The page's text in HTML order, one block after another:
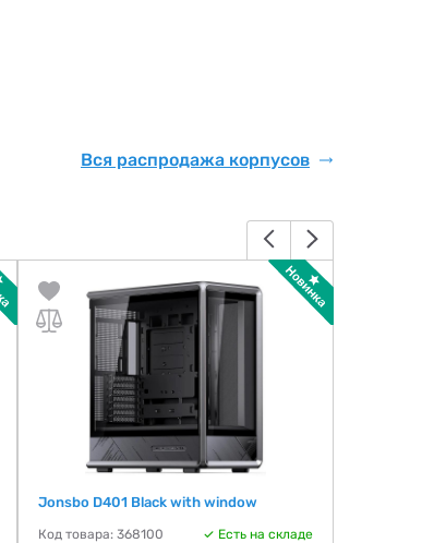
Вся распродажа корпусов
Jonsbo D401 Black with window
Код товара: 368100 Есть на складе